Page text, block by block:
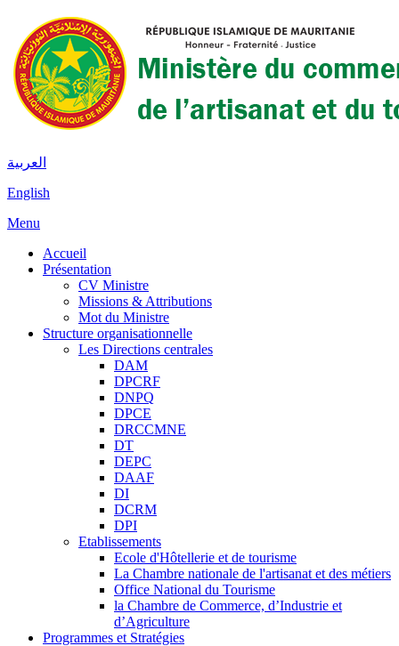
العربية
English
Menu
Accueil
Présentation
CV Ministre
Missions & Attributions
Mot du Ministre
Structure organisationnelle
Les Directions centrales
DAM
DPCRF
DNPQ
DPCE
DRCCMNE
DT
DEPC
DAAF
DI
DCRM
DPI
Etablissements
Ecole d'Hôtellerie et de tourisme
La Chambre nationale de l'artisanat et des métiers
Office National du Tourisme
la Chambre de Commerce, d’Industrie et
d’Agriculture
Programmes et Stratégies